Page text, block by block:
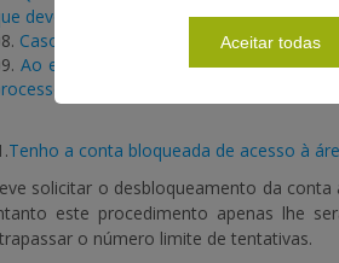
devo fazer?
Caso pretenda receber a palavra-chave
Ao efectuar novo registo constatei
de registo, no entanto não recebi
Tenho a conta bloqueada de acesso à
solicitar o desbloqueamento da
este procedimento apenas lhe
o número limite de tentativas.
Aceitar todas